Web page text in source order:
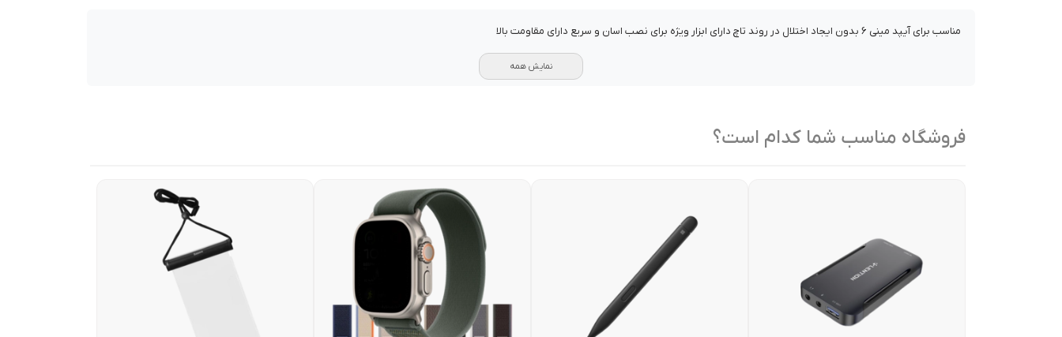
مناسب برای آیپد مینی ۶ بدون ایجاد اختلال در روند تاچ دارای ابزار ویژه برای نصب اسان و سریع دارای مقاومت بالا
نمایش همه
فروشگاه مناسب شما کدام است؟